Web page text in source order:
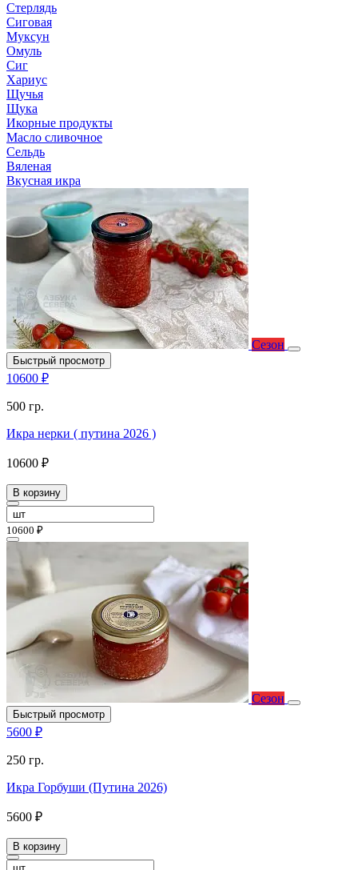
Стерлядь
Сиговая
Муксун
Омуль
Сиг
Хариус
Щучья
Щука
Икорные продукты
Масло сливочное
Сельдь
Вяленая
Вкусная икра
Сезон
Быстрый просмотр
10600 ₽
500 гр.
Икра нерки ( путина 2026 )
10600 ₽
В корзину
10600 ₽
Сезон
Быстрый просмотр
5600 ₽
250 гр.
Икра Горбуши (Путина 2026)
5600 ₽
В корзину